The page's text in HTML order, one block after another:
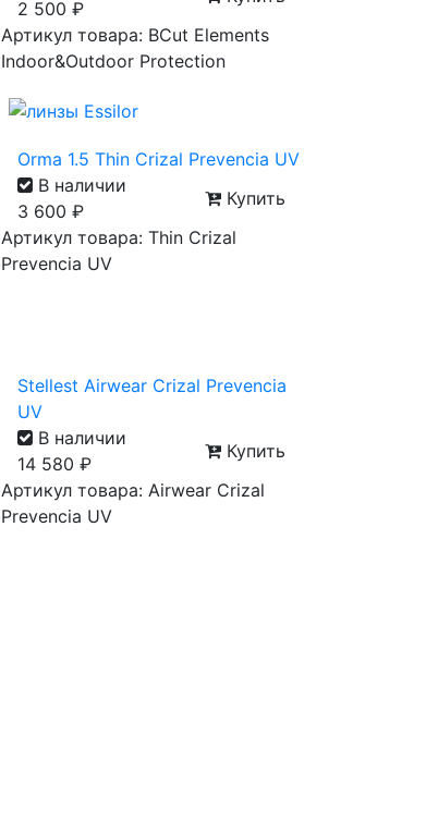
2 500 ₽
Артикул товара: BCut Elements
Indoor&Outdoor Protection
Orma 1.5 Thin Crizal Prevencia UV
В наличии
3 600 ₽
Купить
Артикул товара: Thin Crizal
Prevencia UV
Stellest Airwear Crizal Prevencia
UV
В наличии
14 580 ₽
Купить
Артикул товара: Airwear Crizal
Prevencia UV